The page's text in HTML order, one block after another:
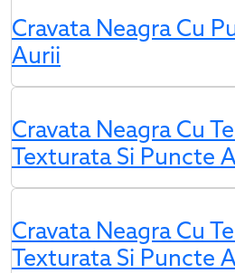
Cravata Neagra Cu
Aurii
Cravata Neagra Cu
Texturata Si Puncte
Cravata Neagra Cu
Texturata Si Puncte